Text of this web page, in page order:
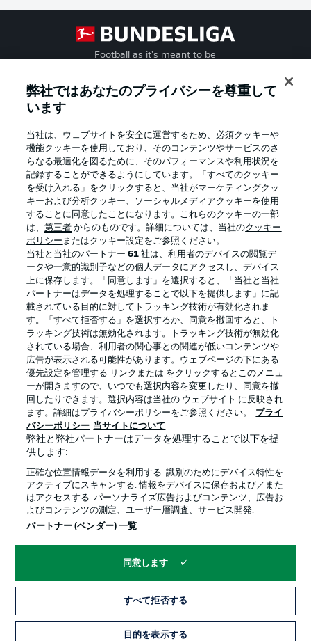
Football as it's meant to be
Official Partners
プライバシー・ポリシー 優先設定を管理する
利用条件 放送局
求人 選手
当サイトについて
© 2026 Bundesliga-Gruppe GmbH
言語をお選びください
Display Mode
弊社ではあなたのプライバシーを尊重して
います
当社は、ウェブサイトを安全に運営するため、必須クッキーや
機能クッキーを使用しており、そのコンテンツやサービスのさ
らなる最適化を図るために、そのパフォーマンスや利用状況を
記録することができるようにしています。「すべてのクッキー
を受け入れる」をクリックすると、当社がマーケティングクッ
キーおよび分析クッキー、ソーシャルメディアクッキーを使用
することに同意したことになります。これらのクッキーの一部
は、第三者 からのものです。詳細については、当社のクッキー
ポリシー またはクッキー設定をご参照ください。
当社と当社のパートナー61 社は、利用者のデバイスの閲覧デ
ータや一意的識別子などの個人データにアクセスし、デバイス
上に保存します。「同意します」を選択すると、「当社と当社
パートナーはデータを処理することで以下を提供します」に記
載されている目的に対してトラッキング技術が有効化されま
す。「すべて拒否する」を選択するか、同意を撤回すると、ト
ラッキング技術は無効化されます。トラッキング技術が無効化
されている場合、利用者の関心事との関連が低いコンテンツや
広告が表示される可能性があります。ウェブページの下にある
優先設定を管理する リンクまたは をクリックするとこのメニュ
ーが開きますので、いつでも選択内容を変更したり、同意を撤
回したりできます。選択内容は当社の ウェブサイト に反映され
ます。詳細はプライバシーポリシーをご参照ください。
プライ
バシーポリシー 当サイトについて
弊社と弊社パートナーはデータを処理することで以下を提
供します:
正確な位置情報データを利用する. 識別のためにデバイス特性を
アクティブにスキャンする. 情報をデバイスに保存および／また
はアクセスする. パーソナライズ広告およびコンテンツ、広告お
よびコンテンツの測定、ユーザー層調査、サービス開発.
パートナー (ベンダー) 一覧
同意します
すべて拒否する
目的を表示する